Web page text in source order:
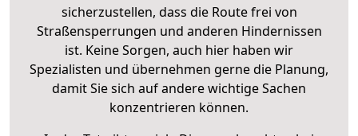
sicherzustellen, dass die Route frei von
Straßensperrungen und anderen Hindernissen
ist. Keine Sorgen, auch hier haben wir
Spezialisten und übernehmen gerne die Planung,
damit Sie sich auf andere wichtige Sachen
konzentrieren können.